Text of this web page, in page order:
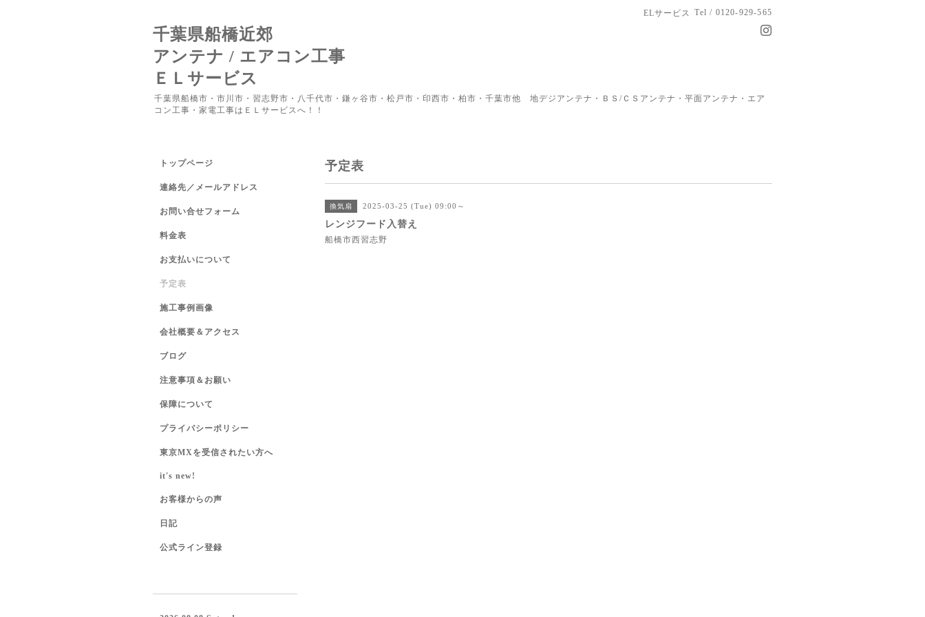
ELサービス Tel / 0120-929-565
千葉県船橋近郊
アンテナ / エアコン工事
ＥＬサービス
千葉県船橋市・市川市・習志野市・八千代市・鎌ヶ谷市・松戸市・印西市・柏市・千葉市他 地デジアンテナ・ＢＳ/ＣＳアンテナ・平面アンテナ・エア
コン工事・家電工事はＥＬサービスへ！！
予定表
換気扇 2025-03-25 (Tue) 09:00～
レンジフード入替え
船橋市西習志野
トップページ
連絡先／メールアドレス
お問い合せフォーム
料金表
お支払いについて
予定表
施工事例画像
会社概要＆アクセス
ブログ
注意事項＆お願い
保障について
プライバシーポリシー
東京MXを受信されたい方へ
it's new!
お客様からの声
日記
公式ライン登録